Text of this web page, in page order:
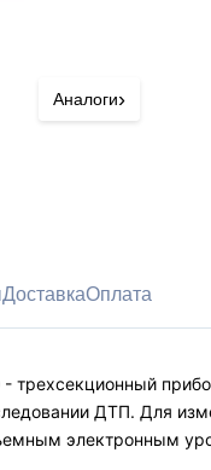
Аналоги›
ДоставкаОплата
ДТП. Для
электронным